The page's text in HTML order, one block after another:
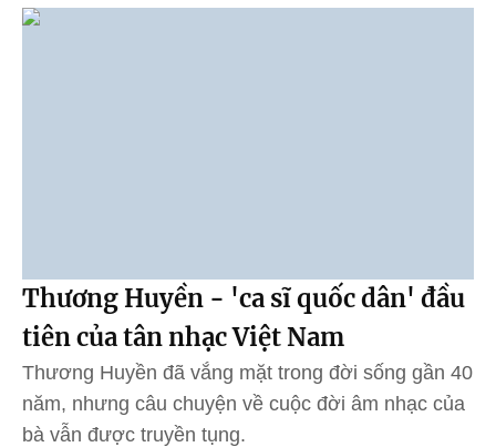
Thương Huyền - 'ca sĩ quốc dân' đầu
tiên của tân nhạc Việt Nam
Thương Huyền đã vắng mặt trong đời sống gần 40
năm, nhưng câu chuyện về cuộc đời âm nhạc của
bà vẫn được truyền tụng.